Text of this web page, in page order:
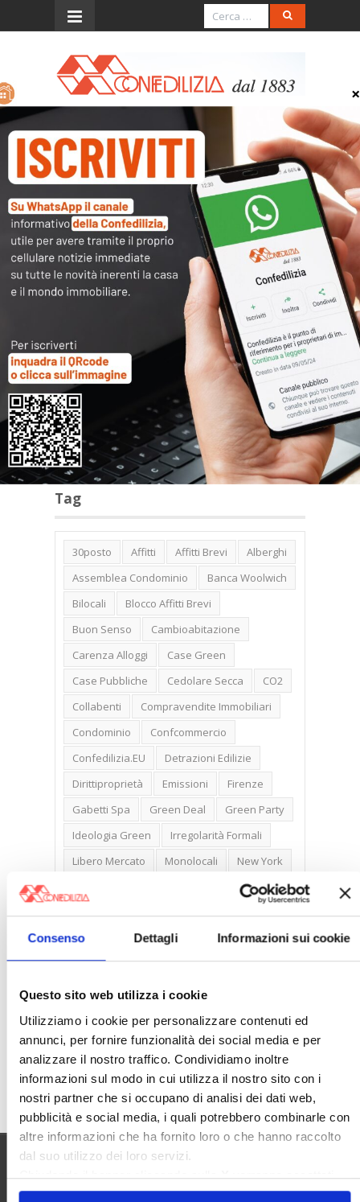
Consenso Dettagli Informazioni sui cookie
Questo sito web utilizza i cookie
Utilizziamo i cookie per personalizzare contenuti ed
annunci, per fornire funzionalità dei social media e per
analizzare il nostro traffico. Condividiamo inoltre
informazioni sul modo in cui utilizza il nostro sito con i
nostri partner che si occupano di analisi dei dati web,
pubblicità e social media, i quali potrebbero combinarle con
altre informazioni che ha fornito loro o che hanno raccolto
dal suo utilizzo dei loro servizi.
Chiudendo il banner cliccando sullaXverranno accettati
solo i cookie necessari.
Menu
ico-coord-condominiale
Archivi
Categorie
Tag
30posto Affitti Affitti Brevi
Alberghi
Assemblea Condominio
Banca Woolwich
Bilocali
Blocco Affitti Brevi
Buon Senso
Cambioabitazione
Carenza Alloggi
Case Green
Case Pubbliche
Cedolare Secca
CO2
Collabenti
Compravendite Immobiliari
Condominio
Confcommercio
Confedilizia.EU
Detrazioni Edilizie
Dirittiproprietà
Emissioni
Firenze
Gabetti Spa
Green Deal
Green Party
Ideologia Green
Irregolarità Formali
Libero Mercato
Monolocali
New York
Prima Casa
Proprietari Casa
Rendite Catastali
Rivoluzioneliberale
Ruderi
Sicurezza
Sommerso
Sunia
Trasferimenti
Treviso
Valore Case
Cerca
Utilità